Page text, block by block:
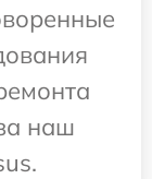
наш